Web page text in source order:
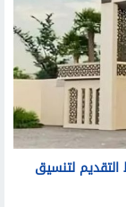
لتنسيق